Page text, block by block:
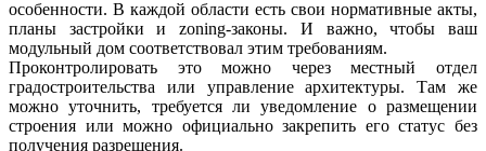
особенности. В каждой области есть свои нормативные акты,
планы застройки и zoning-законы. И важно, чтобы ваш
модульный дом соответствовал этим требованиям.
Проконтролировать это можно через местный отдел
градостроительства или управление архитектуры. Там же
можно уточнить, требуется ли уведомление о размещении
строения или можно официально закрепить его статус без
получения разрешения.